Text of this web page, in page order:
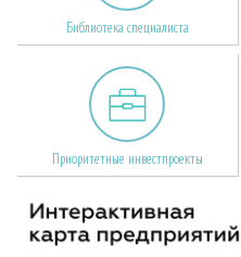
Библиотека специалиста
Приоритетные инвестпроекты